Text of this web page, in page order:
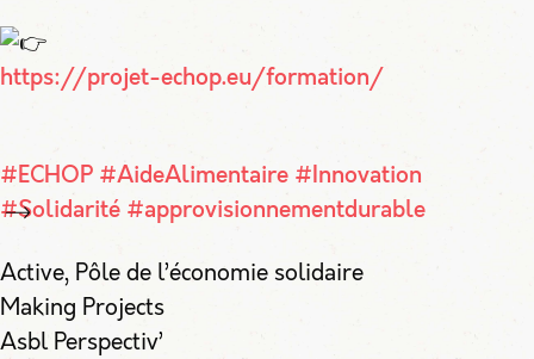
https://projet-echop.eu/formation/
#ECHOP #AideAlimentaire #Innovation
#Solidarité #approvisionnementdurable
Active, Pôle de l’économie solidaire
Making Projects
Asbl Perspectiv’